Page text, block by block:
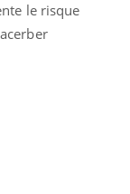
le risque